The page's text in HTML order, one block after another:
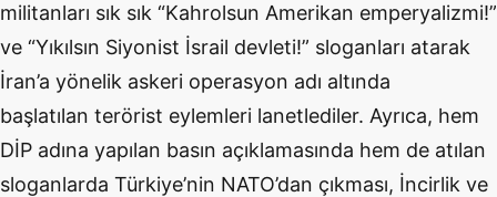
militanları sık sık “Kahrolsun Amerikan emperyalizmi!”
ve “Yıkılsın Siyonist İsrail devleti!” sloganları atarak
İran’a yönelik askeri operasyon adı altında
başlatılan terörist eylemleri lanetlediler. Ayrıca, hem
DİP adına yapılan basın açıklamasında hem de atılan
sloganlarda Türkiye’nin NATO’dan çıkması, İncirlik ve